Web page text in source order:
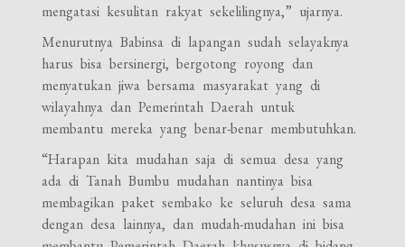
mengatasi kesulitan rakyat sekelilingnya,” ujarnya.
Menurutnya Babinsa di lapangan sudah selayaknya
harus bisa bersinergi, bergotong royong dan
menyatukan jiwa bersama masyarakat yang di
wilayahnya dan Pemerintah Daerah untuk
membantu mereka yang benar-benar membutuhkan.
“Harapan kita mudahan saja di semua desa yang
ada di Tanah Bumbu mudahan nantinya bisa
membagikan paket sembako ke seluruh desa sama
dengan desa lainnya, dan mudah-mudahan ini bisa